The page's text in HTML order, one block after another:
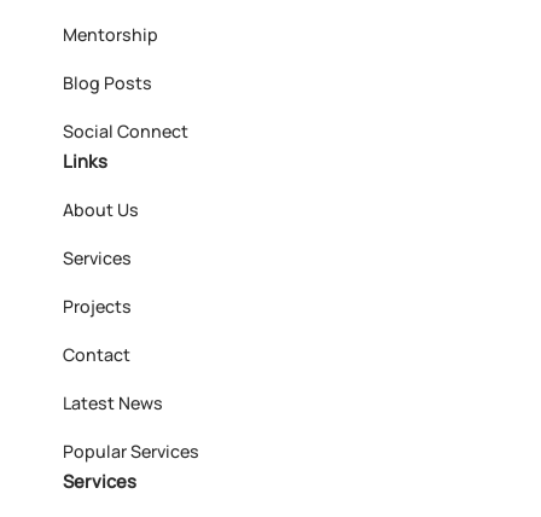
Mentorship
Blog Posts
Social Connect
Links
About Us
Services
Projects
Contact
Latest News
Popular Services
Services